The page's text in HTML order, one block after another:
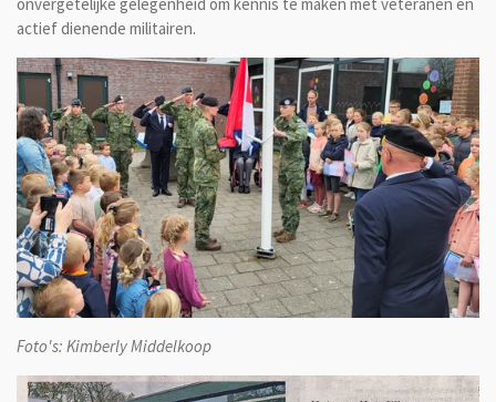
actief dienende militairen.
Foto's: Kimberly Middelkoop